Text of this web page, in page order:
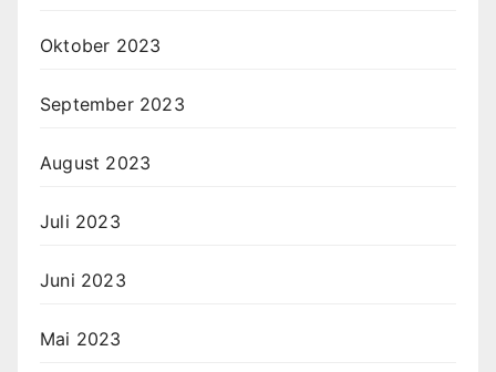
Oktober 2023
September 2023
August 2023
Juli 2023
Juni 2023
Mai 2023